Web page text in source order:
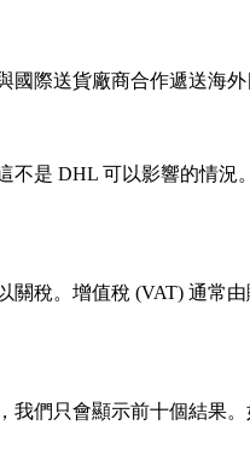
際送貨廠商合作遞送海
不是 DHL 可以影響的情
稅。增值稅 (VAT) 通常
們只會顯示前十個結果。